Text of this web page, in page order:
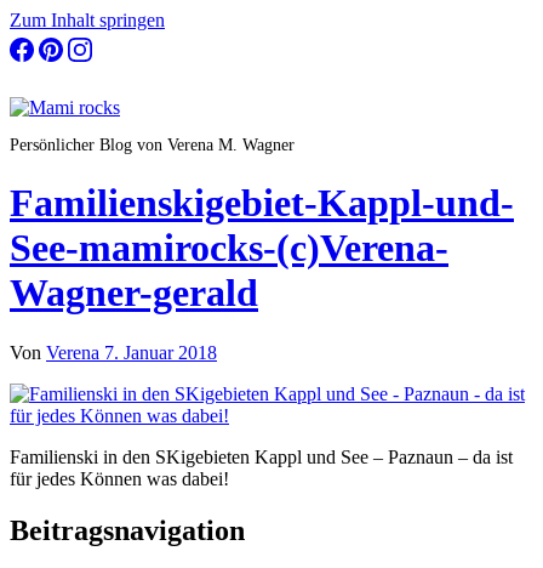
Zum Inhalt springen
Persönlicher Blog von Verena M. Wagner
Familienskigebiet-Kappl-und-
See-mamirocks-(c)Verena-
Wagner-gerald
Von Verena 7. Januar 2018
Familienski in den SKigebieten Kappl und See – Paznaun – da ist
für jedes Können was dabei!
Beitragsnavigation